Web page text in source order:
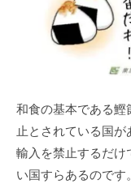
和食の基本である鰹
止とされている国が
輸入を禁止するだけ
い国すらあるのです。